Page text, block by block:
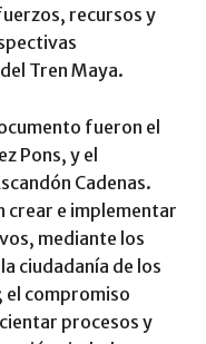
recursos y
Tren Maya.
fueron el
Pons, y el
Cadenas.
crear e implementar
mediante los
ciudadanía de los
el compromiso
procesos y